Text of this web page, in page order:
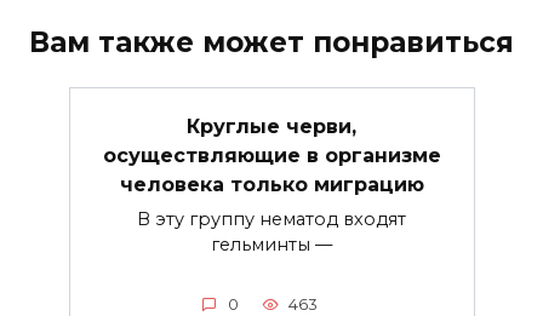
Вам также может понравиться
Круглые черви,
осуществляющие в организме
человека только миграцию
В эту группу нематод входят
гельминты —
0 463